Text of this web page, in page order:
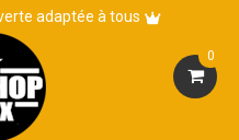
adaptée à tous
0